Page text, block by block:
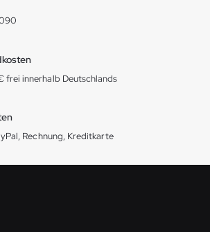
frei innerhalb Deutschlands
Rechnung, Kreditkarte